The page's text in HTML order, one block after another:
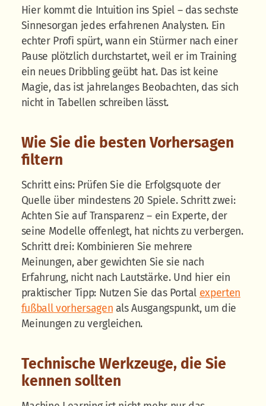
Hier kommt die Intuition ins Spiel – das sechste
Sinnesorgan jedes erfahrenen Analysten. Ein
echter Profi spürt, wann ein Stürmer nach einer
Pause plötzlich durchstartet, weil er im Training
ein neues Dribbling geübt hat. Das ist keine
Magie, das ist jahrelanges Beobachten, das sich
nicht in Tabellen schreiben lässt.
Wie Sie die besten Vorhersagen
filtern
Schritt eins: Prüfen Sie die Erfolgsquote der
Quelle über mindestens 20 Spiele. Schritt zwei:
Achten Sie auf Transparenz – ein Experte, der
seine Modelle offenlegt, hat nichts zu verbergen.
Schritt drei: Kombinieren Sie mehrere
Meinungen, aber gewichten Sie sie nach
Erfahrung, nicht nach Lautstärke. Und hier ein
praktischer Tipp: Nutzen Sie das Portal experten
fußball vorhersagen als Ausgangspunkt, um die
Meinungen zu vergleichen.
Technische Werkzeuge, die Sie
kennen sollten